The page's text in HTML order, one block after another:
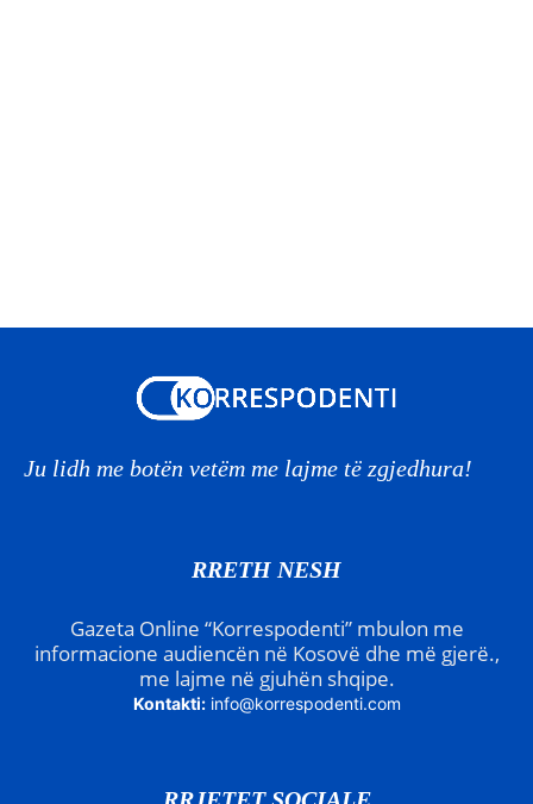
Ju lidh me botën vetëm me lajme të zgjedhura!
RRETH NESH
Gazeta Online “Korrespodenti” mbulon me
informacione audiencën në Kosovë dhe më gjerë.,
me lajme në gjuhën shqipe.
Kontakti: info@korrespodenti.com
RRJETET SOCIALE